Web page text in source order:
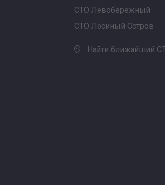
СТО Левобережный
СТО Лосиный Остров
Найти ближайший